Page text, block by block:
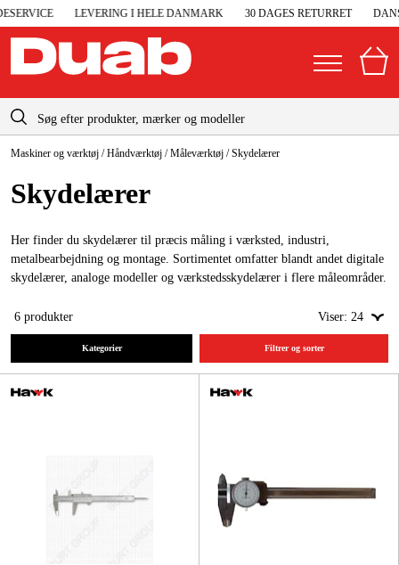
LEVERING I HELE DANMARK 30 DAGES RETURRET
Danmark
Sverige
Suomi
Norge
Deutschland
Elgeneratorer og nødstrøm
Trykluft
Højtryksrensere
Maskiner og værktøj
Garage og værksted
Maskintilbehør og forbrug
Varemærker
info-dk@duab.eu
Maskiner og værktøj /Håndværktøj /Måleværktøj /Skydelærer
Skydelærer
Her finder du skydelærer til præcis måling i værksted, industri,
metalbearbejdning og montage. Sortimentet omfatter blandt andet digitale
skydelærer, analoge modeller og værkstedsskydelærer i flere måleområder.
6 produkter Viser: 24
Kategorier Filtrer og sorter